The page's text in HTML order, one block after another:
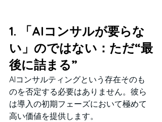
1. 「AIコンサルが要らな
い」のではない：ただ“最
後に詰まる”
AIコンサルティングという存在そのも
のを否定する必要はありません。彼ら
は導入の初期フェーズにおいて極めて
高い価値を提供します。